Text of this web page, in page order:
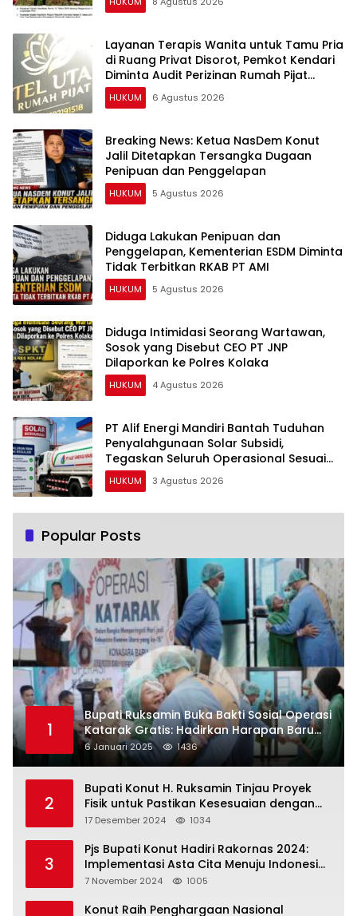
Layanan Terapis Wanita untuk Tamu Pria
di Ruang Privat Disorot, Pemkot Kendari
Diminta Audit Perizinan Rumah Pijat
Utami
HUKUM 6 Agustus 2026
Breaking News: Ketua NasDem Konut
Jalil Ditetapkan Tersangka Dugaan
Penipuan dan Penggelapan
HUKUM 5 Agustus 2026
Diduga Lakukan Penipuan dan
Penggelapan, Kementerian ESDM Diminta
Tidak Terbitkan RKAB PT AMI
HUKUM 5 Agustus 2026
Diduga Intimidasi Seorang Wartawan,
Sosok yang Disebut CEO PT JNP
Dilaporkan ke Polres Kolaka
HUKUM 4 Agustus 2026
PT Alif Energi Mandiri Bantah Tuduhan
Penyalahgunaan Solar Subsidi,
Tegaskan Seluruh Operasional Sesuai
Regulasi
HUKUM 3 Agustus 2026
Popular Posts
1
Bupati Ruksamin Buka Bakti Sosial Operasi
Katarak Gratis: Hadirkan Harapan Baru
bagi Masyarakat Konut
6 Januari 2025 1436
2
Bupati Konut H. Ruksamin Tinjau Proyek
Fisik untuk Pastikan Kesesuaian dengan
Perencanaan
17 Desember 2024 1034
3
Pjs Bupati Konut Hadiri Rakornas 2024:
Implementasi Asta Cita Menuju Indonesia
Emas
7 November 2024 1005
Konut Raih Penghargaan Nasional